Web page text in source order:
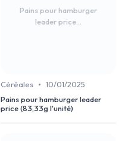
Pains pour hamburger
leader price...
Céréales • 10/01/2025
Pains pour hamburger leader
price (83,33g l'unité)